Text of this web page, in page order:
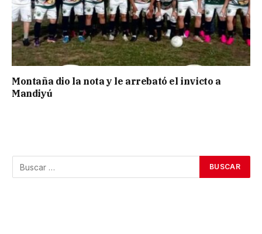
Montaña dio la nota y le arrebató el invicto a
Mandiyú